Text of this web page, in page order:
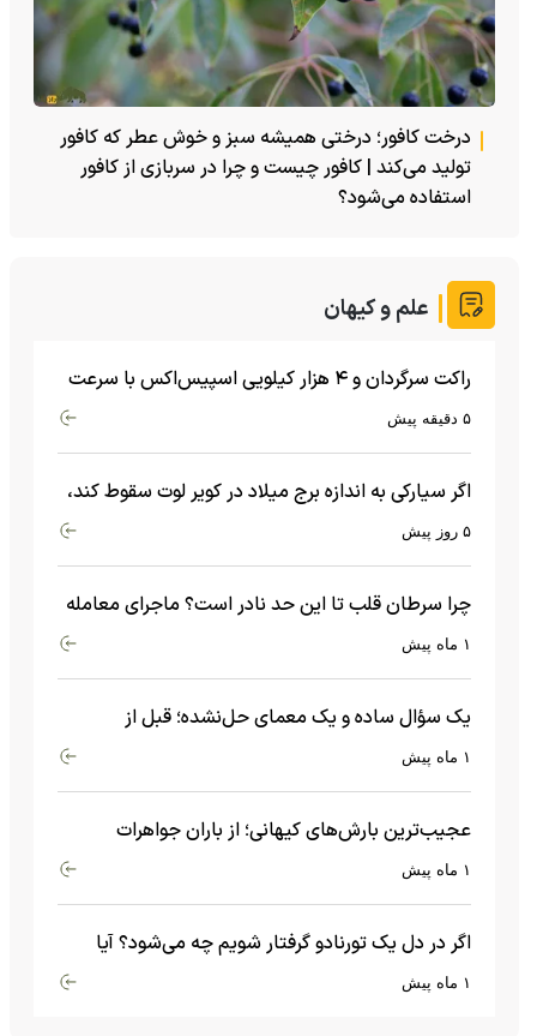
درخت کافور؛ درختی همیشه سبز و خوش عطر که کافور
تولید می‌کند | کافور چیست و چرا در سربازی از کافور
استفاده می‌شود؟
علم و کیهان
راکت سرگردان و ۴ هزار کیلویی اسپیس‌اکس با سرعت
هشت هزار و ۶۹۰ کیلومتر در ساعت به ماه برخورد کرد
۵ دقیقه پیش
اگر سیارکی به اندازه برج میلاد در کویر لوت سقوط کند،
چه اتفاقی می‌افتد؟
۵ روز پیش
چرا سرطان قلب تا این حد نادر است؟ ماجرای معامله
عجیبی که در بدن اتفاق می‌افتد!۱ ماه پیش
یک سؤال ساده و یک معمای حل‌نشده؛ قبل از
بیگ‌بنگ و آغاز جهان چه چیزی وجود داشت؟۱ ماه پیش
عجیب‌ترین بارش‌های کیهانی؛ از باران جواهرات
گران‌قیمت تا بارش آهن و شیشه۱ ماه پیش
اگر در دل یک تورنادو گرفتار شویم چه می‌شود؟ آیا
امکان زنده ماندن وجود دارد؟۱ ماه پیش